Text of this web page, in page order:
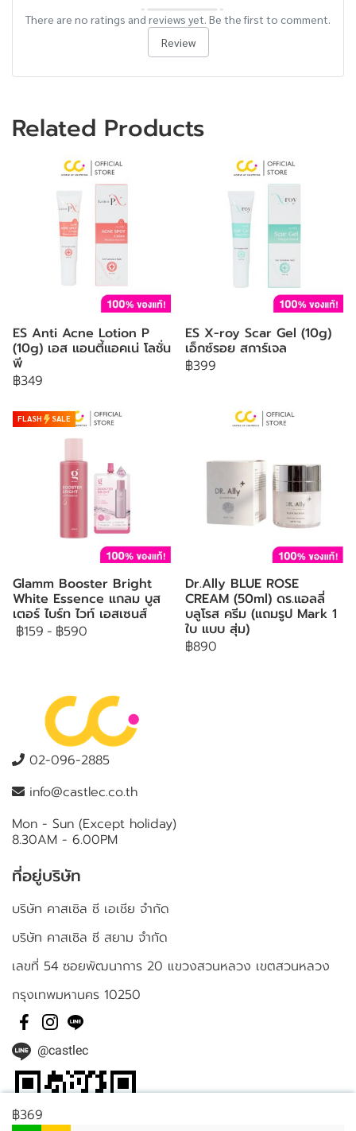
There are no ratings and reviews yet. Be the first to comment.
Review
Related Products
ES Anti Acne Lotion P
(10g) เอส แอนตี้แอคเน่ โลชั่น
พี
฿349
ES X-roy Scar Gel (10g)
เอ็กซ์รอย สการ์เจล
฿399
FLASH SALE
Glamm Booster Bright
White Essence แกลม บูส
เตอร์ ไบร์ท ไวท์ เอสเซนส์
฿159 - ฿590
Dr.Ally BLUE ROSE
CREAM (50ml) ดร.แอลลี่
บลูโรส ครีม (แถมรูป Mark 1
ใบ แบบ สุ่ม)
฿890
฿369
02-096-2885
info@castlec.co.th
Mon - Sun (Except holiday)
8.30AM - 6.00PM
ที่อยู่บริษัท
บริษัท คาสเซิล ซี เอเชีย จำกัด
บริษัท คาสเซิล ซี สยาม จำกัด
เลขที่ 54 ซอยพัฒนาการ 20 แขวงสวนหลวง เขตสวนหลวง
กรุงเทพมหานคร 10250
@castlec